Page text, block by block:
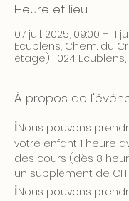
Heure et lieu
07 juil. 2025, 09:00 – 11
Ecublens, Chem. du
étage), 1024 Ecublens,
À propos de
ℹ️Nous pouvons
votre enfant 1 heure
des cours (dès 8
un supplément de
ℹ️Nous pouvons